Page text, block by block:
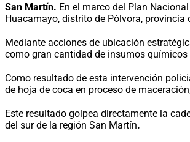
San Martín. En el marco del Plan
Huacamayo, distrito de Pólvora,
Mediante acciones de ubicación
como gran cantidad de insumos
Como resultado de esta intervención
de hoja de coca en proceso de
Este resultado golpea directamente la
del sur de la región San Martín.